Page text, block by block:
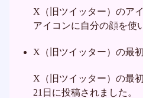
X（旧ツイッター）のア
アイコンに自分の顔を使
X（旧ツイッター）の最
X（旧ツイッター）の最
21日に投稿されました。